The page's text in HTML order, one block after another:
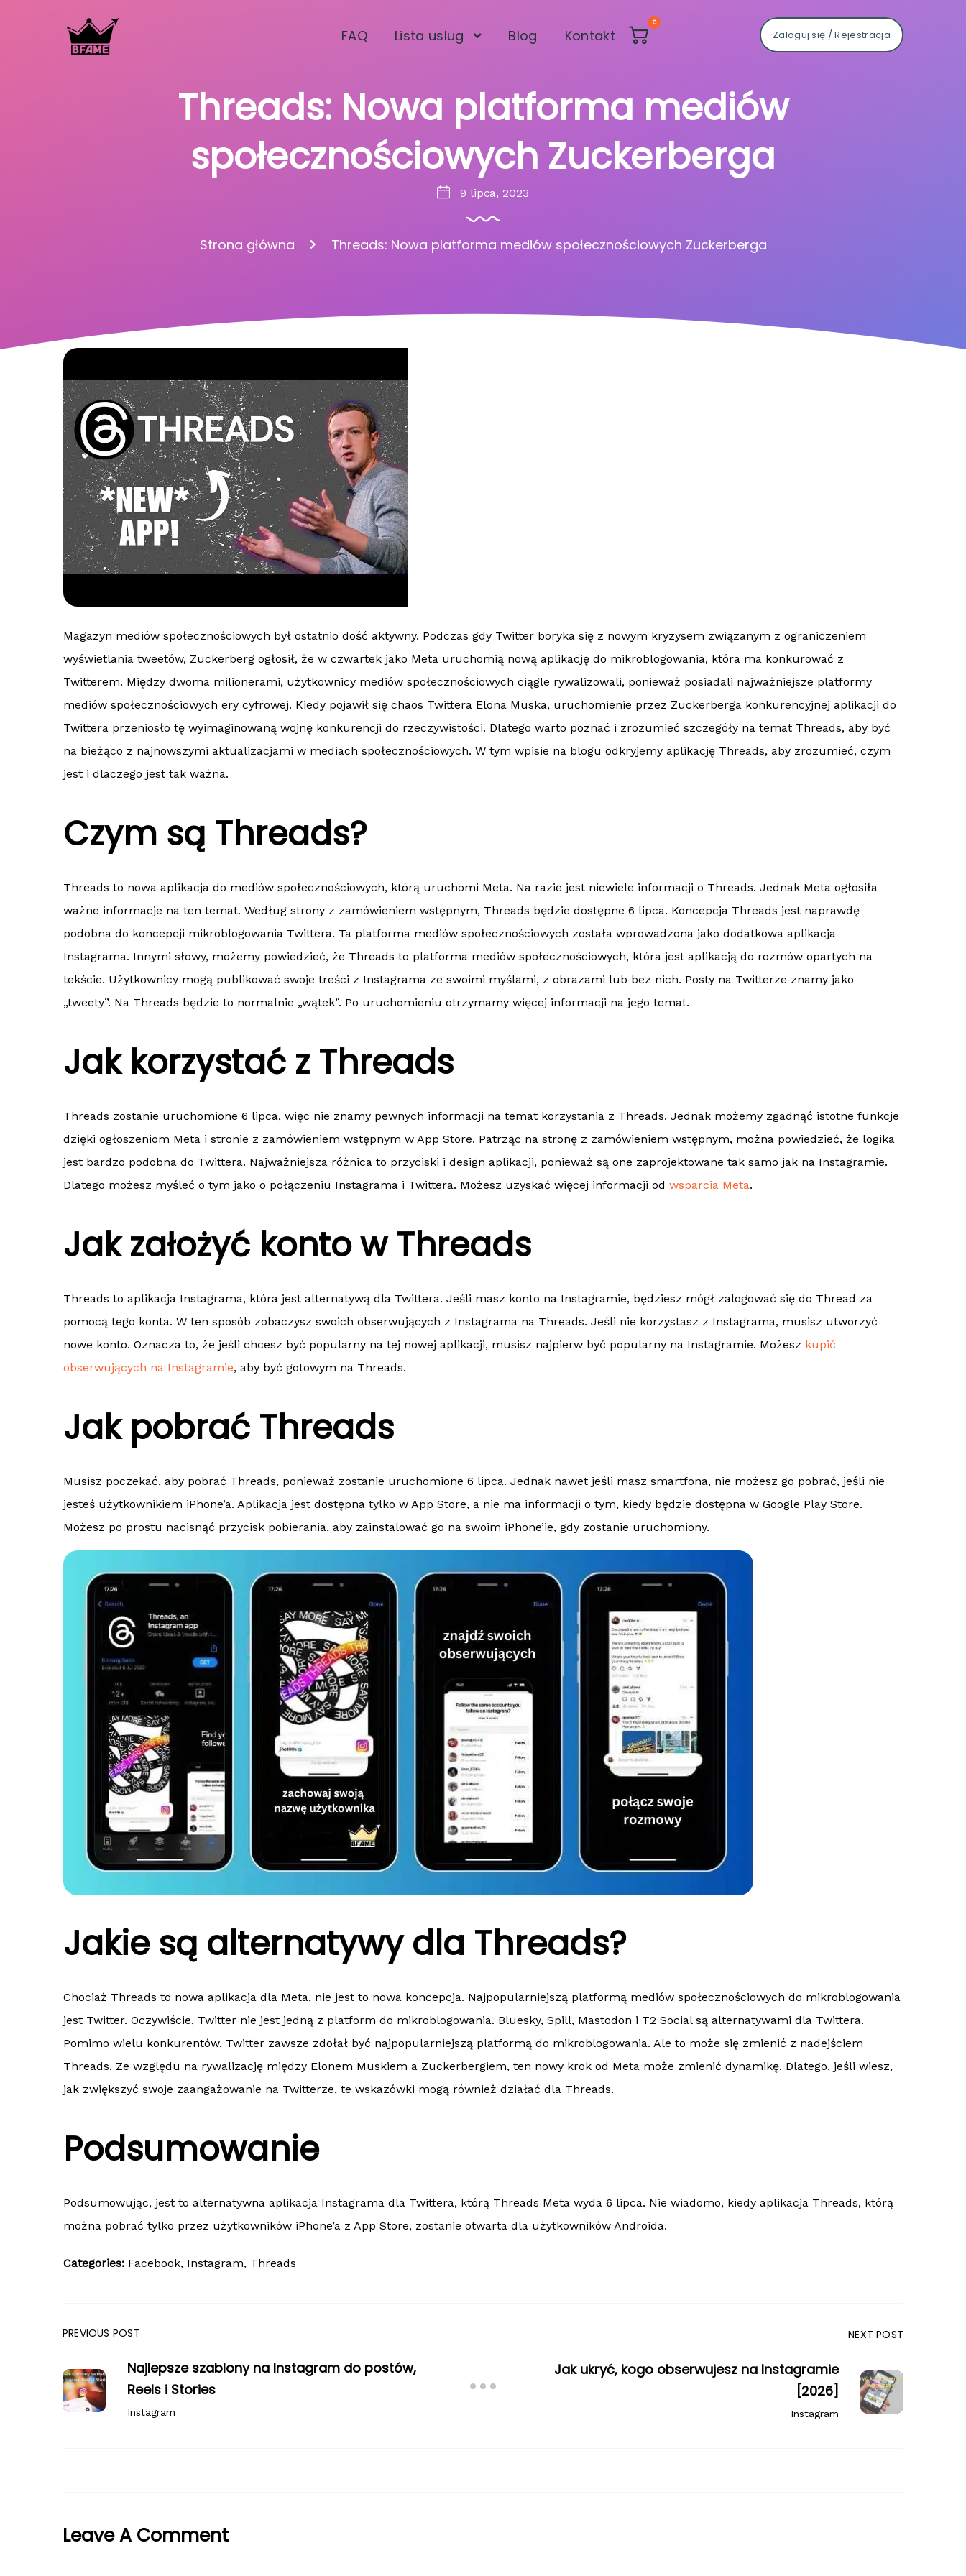
FAQ Lista uslug Blog Kontakt
0
Zaloguj się / Rejestracja
Threads: Nowa platforma mediów
społecznościowych Zuckerberga
9 lipca, 2023
Strona główna Threads: Nowa platforma mediów społecznościowych Zuckerberga
Magazyn mediów społecznościowych był ostatnio dość aktywny. Podczas gdy Twitter boryka się z nowym kryzysem związanym z ograniczeniem
wyświetlania tweetów, Zuckerberg ogłosił, że w czwartek jako Meta uruchomią nową aplikację do mikroblogowania, która ma konkurować z
Twitterem. Między dwoma milionerami, użytkownicy mediów społecznościowych ciągle rywalizowali, ponieważ posiadali najważniejsze platformy
mediów społecznościowych ery cyfrowej. Kiedy pojawił się chaos Twittera Elona Muska, uruchomienie przez Zuckerberga konkurencyjnej aplikacji do
Twittera przeniosło tę wyimaginowaną wojnę konkurencji do rzeczywistości. Dlatego warto poznać i zrozumieć szczegóły na temat Threads, aby być
na bieżąco z najnowszymi aktualizacjami w mediach społecznościowych. W tym wpisie na blogu odkryjemy aplikację Threads, aby zrozumieć, czym
jest i dlaczego jest tak ważna.
Czym są Threads?
Threads to nowa aplikacja do mediów społecznościowych, którą uruchomi Meta. Na razie jest niewiele informacji o Threads. Jednak Meta ogłosiła
ważne informacje na ten temat. Według strony z zamówieniem wstępnym, Threads będzie dostępne 6 lipca. Koncepcja Threads jest naprawdę
podobna do koncepcji mikroblogowania Twittera. Ta platforma mediów społecznościowych została wprowadzona jako dodatkowa aplikacja
Instagrama. Innymi słowy, możemy powiedzieć, że Threads to platforma mediów społecznościowych, która jest aplikacją do rozmów opartych na
tekście. Użytkownicy mogą publikować swoje treści z Instagrama ze swoimi myślami, z obrazami lub bez nich. Posty na Twitterze znamy jako
„tweety”. Na Threads będzie to normalnie „wątek”. Po uruchomieniu otrzymamy więcej informacji na jego temat.
Jak korzystać z Threads
Threads zostanie uruchomione 6 lipca, więc nie znamy pewnych informacji na temat korzystania z Threads. Jednak możemy zgadnąć istotne funkcje
dzięki ogłoszeniom Meta i stronie z zamówieniem wstępnym w App Store. Patrząc na stronę z zamówieniem wstępnym, można powiedzieć, że logika
jest bardzo podobna do Twittera. Najważniejsza różnica to przyciski i design aplikacji, ponieważ są one zaprojektowane tak samo jak na Instagramie.
Dlatego możesz myśleć o tym jako o połączeniu Instagrama i Twittera. Możesz uzyskać więcej informacji od wsparcia Meta.
Jak założyć konto w Threads
Threads to aplikacja Instagrama, która jest alternatywą dla Twittera. Jeśli masz konto na Instagramie, będziesz mógł zalogować się do Thread za
pomocą tego konta. W ten sposób zobaczysz swoich obserwujących z Instagrama na Threads. Jeśli nie korzystasz z Instagrama, musisz utworzyć
nowe konto. Oznacza to, że jeśli chcesz być popularny na tej nowej aplikacji, musisz najpierw być popularny na Instagramie. Możesz kupić
obserwujących na Instagramie, aby być gotowym na Threads.
Jak pobrać Threads
Musisz poczekać, aby pobrać Threads, ponieważ zostanie uruchomione 6 lipca. Jednak nawet jeśli masz smartfona, nie możesz go pobrać, jeśli nie
jesteś użytkownikiem iPhone’a. Aplikacja jest dostępna tylko w App Store, a nie ma informacji o tym, kiedy będzie dostępna w Google Play Store.
Możesz po prostu nacisnąć przycisk pobierania, aby zainstalować go na swoim iPhone’ie, gdy zostanie uruchomiony.
Jakie są alternatywy dla Threads?
Chociaż Threads to nowa aplikacja dla Meta, nie jest to nowa koncepcja. Najpopularniejszą platformą mediów społecznościowych do mikroblogowania
jest Twitter. Oczywiście, Twitter nie jest jedną z platform do mikroblogowania. Bluesky, Spill, Mastodon i T2 Social są alternatywami dla Twittera.
Pomimo wielu konkurentów, Twitter zawsze zdołał być najpopularniejszą platformą do mikroblogowania. Ale to może się zmienić z nadejściem
Threads. Ze względu na rywalizację między Elonem Muskiem a Zuckerbergiem, ten nowy krok od Meta może zmienić dynamikę. Dlatego, jeśli wiesz,
jak zwiększyć swoje zaangażowanie na Twitterze, te wskazówki mogą również działać dla Threads.
Podsumowanie
Podsumowując, jest to alternatywna aplikacja Instagrama dla Twittera, którą Threads Meta wyda 6 lipca. Nie wiadomo, kiedy aplikacja Threads, którą
można pobrać tylko przez użytkowników iPhone’a z App Store, zostanie otwarta dla użytkowników Androida.
Categories: Facebook Instagram Threads
PREVIOUS POST
Najlepsze szablony na Instagram do postów,
Reels i Stories
Instagram
NEXT POST
Jak ukryć, kogo obserwujesz na Instagramie
[2026]
Instagram
Leave A Comment